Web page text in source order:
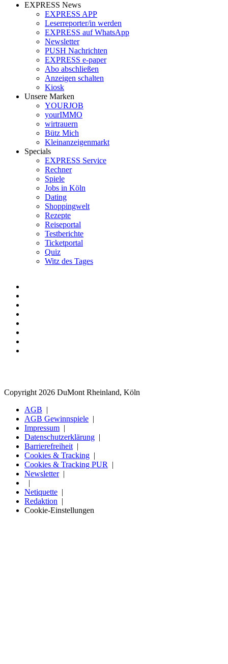
EXPRESS News
EXPRESS APP
Leserreporter/in werden
EXPRESS auf WhatsApp
Newsletter
PUSH Nachrichten
EXPRESS e-paper
Abo abschließen
Anzeigen schalten
Kiosk
Unsere Marken
YOURJOB
yourIMMO
wirtrauern
Bütz Mich
Kleinanzeigenmarkt
Specials
EXPRESS Service
Rechner
Spiele
Jobs in Köln
Dating
Shoppingwelt
Rezepte
Reiseportal
Testberichte
Ticketportal
Quiz
Witz des Tages
Copyright 2026 DuMont Rheinland, Köln
AGB
AGB Gewinnspiele
Impressum
Datenschutzerklärung
Barrierefreiheit
Cookies & Tracking
Cookies & Tracking PUR
Newsletter
Netiquette
Redaktion
Cookie-Einstellungen